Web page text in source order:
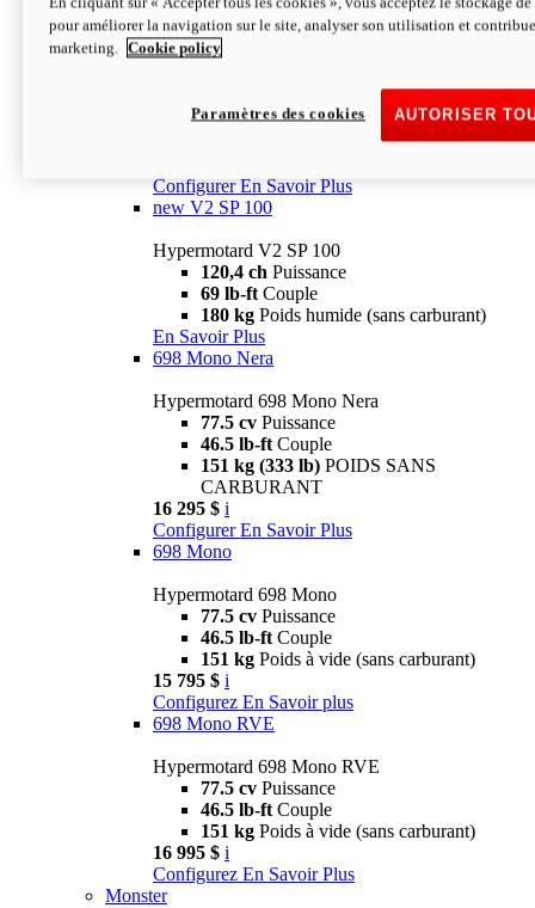
Configurer En Savoir Plus
newV2 SP
69 lb-ftCouple
Poids humide (sans carburant)
Configurer En Savoir Plus
new V2 SP 100
Hypermotard V2 SP 100
120,4 ch Puissance
69 lb-ft Couple
180 kg Poids humide (sans carburant)
En Savoir Plus
698 Mono Nera
Hypermotard 698 Mono Nera
77.5 cv Puissance
46.5 lb-ft Couple
151 kg (333 lb) POIDS SANS
CARBURANT
16 295 $ i
Configurer En Savoir Plus
698 Mono
Hypermotard 698 Mono
77.5 cv Puissance
46.5 lb-ft Couple
151 kg Poids à vide (sans carburant)
15 795 $ i
Configurez En Savoir plus
698 Mono RVE
Hypermotard 698 Mono RVE
77.5 cv Puissance
46.5 lb-ft Couple
151 kg Poids à vide (sans carburant)
16 995 $ i
Configurez En Savoir Plus
Monster
pour améliorer la navigation sur le site, analyser son utilisation et
marketing.
Cookie policy
AUTORISER
Paramètres des cookies